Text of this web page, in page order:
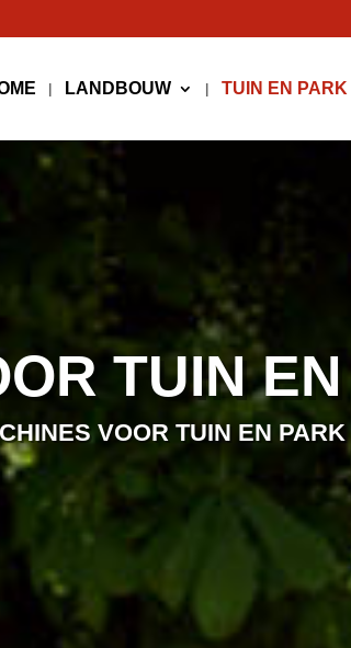
LANDBOUW TUIN EN PARK
TUIN
VOOR TUIN EN PARK